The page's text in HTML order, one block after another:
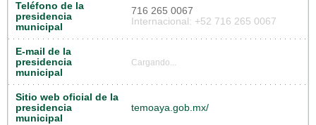
Teléfono de la
presidencia
municipal
716 265 0067
Internacional: +52 716 265 0067
E-mail de la
presidencia
municipal
Cargando...
Sitio web oficial de la
presidencia
municipal
temoaya.gob.mx/